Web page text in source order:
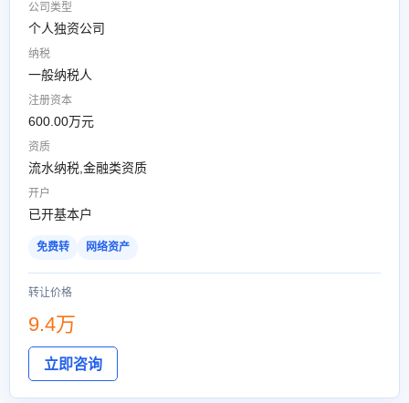
公司类型
个人独资公司
纳税
一般纳税人
注册资本
600.00万元
资质
流水纳税,金融类资质
开户
已开基本户
免费转 网络资产
转让价格
9.4万
立即咨询